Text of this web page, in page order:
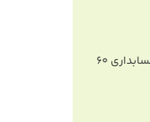
بسیار قدرتمند با کاربری ساده برای مدریت مالی و حسابداری 60